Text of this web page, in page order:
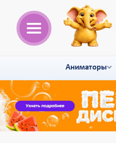
Аниматоры